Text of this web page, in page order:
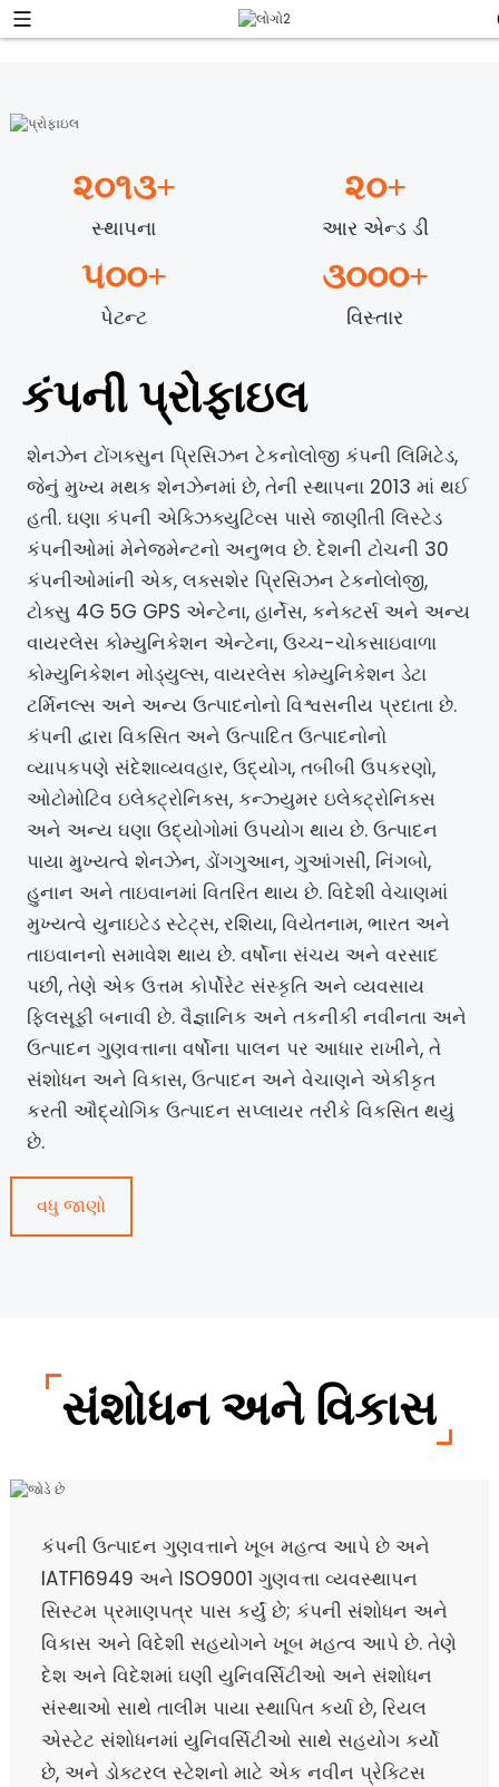
૨૦૧૩+
સ્થાપના
૨૦+
આર એન્ડ ડી
૫૦૦+
પેટન્ટ
૩૦૦૦+
વિસ્તાર
કંપની પ્રોફાઇલ
શેનઝેન ટોંગક્સુન પ્રિસિઝન ટેકનોલોજી કંપની લિમિટેડ,
જેનું મુખ્ય મથક શેનઝેનમાં છે, તેની સ્થાપના 2013 માં થઈ
હતી. ઘણા કંપની એક્ઝિક્યુટિવ્સ પાસે જાણીતી લિસ્ટેડ
કંપનીઓમાં મેનેજમેન્ટનો અનુભવ છે. દેશની ટોચની 30
કંપનીઓમાંની એક, લક્સશેર પ્રિસિઝન ટેકનોલોજી,
ટોક્સુ 4G 5G GPS એન્ટેના, હાર્નેસ, કનેક્ટર્સ અને અન્ય
વાયરલેસ કોમ્યુનિકેશન એન્ટેના, ઉચ્ચ-ચોકસાઇવાળા
કોમ્યુનિકેશન મોડ્યુલ્સ, વાયરલેસ કોમ્યુનિકેશન ડેટા
ટર્મિનલ્સ અને અન્ય ઉત્પાદનોનો વિશ્વસનીય પ્રદાતા છે.
કંપની દ્વારા વિકસિત અને ઉત્પાદિત ઉત્પાદનોનો
વ્યાપકપણે સંદેશાવ્યવહાર, ઉદ્યોગ, તબીબી ઉપકરણો,
ઓટોમોટિવ ઇલેક્ટ્રોનિક્સ, કન્ઝ્યુમર ઇલેક્ટ્રોનિક્સ
અને અન્ય ઘણા ઉદ્યોગોમાં ઉપયોગ થાય છે. ઉત્પાદન
પાયા મુખ્યત્વે શેનઝેન, ડોંગગુઆન, ગુઆંગસી, નિંગબો,
હુનાન અને તાઇવાનમાં વિતરિત થાય છે. વિદેશી વેચાણમાં
મુખ્યત્વે યુનાઇટેડ સ્ટેટ્સ, રશિયા, વિયેતનામ, ભારત અને
તાઇવાનનો સમાવેશ થાય છે. વર્ષોના સંચય અને વરસાદ
પછી, તેણે એક ઉત્તમ કોર્પોરેટ સંસ્કૃતિ અને વ્યવસાય
ફિલસૂફી બનાવી છે. વૈજ્ઞાનિક અને તકનીકી નવીનતા અને
ઉત્પાદન ગુણવત્તાના વર્ષોના પાલન પર આધાર રાખીને, તે
સંશોધન અને વિકાસ, ઉત્પાદન અને વેચાણને એકીકૃત
કરતી ઔદ્યોગિક ઉત્પાદન સપ્લાયર તરીકે વિકસિત થયું
છે.
વધુ જાણો
સંશોધન અને વિકાસ
કંપની ઉત્પાદન ગુણવત્તાને ખૂબ મહત્વ આપે છે અને
IATF16949 અને ISO9001 ગુણવત્તા વ્યવસ્થાપન
સિસ્ટમ પ્રમાણપત્ર પાસ કર્યું છે; કંપની સંશોધન અને
વિકાસ અને વિદેશી સહયોગને ખૂબ મહત્વ આપે છે. તેણે
દેશ અને વિદેશમાં ઘણી યુનિવર્સિટીઓ અને સંશોધન
સંસ્થાઓ સાથે તાલીમ પાયા સ્થાપિત કર્યા છે, રિયલ
એસ્ટેટ સંશોધનમાં યુનિવર્સિટીઓ સાથે સહયોગ કર્યો
છે, અને ડોક્ટરલ સ્ટેશનો માટે એક નવીન પ્રેક્ટિસ